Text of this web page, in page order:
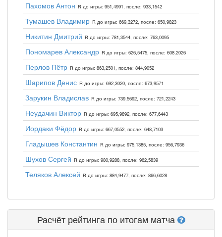
Пахомов Антон R до игры: 951,4991, после: 933,1542
Тумашев Владимир R до игры: 669,3272, после: 650,9823
Никитин Дмитрий R до игры: 781,3544, после: 763,0095
Пономарев Александр R до игры: 626,5475, после: 608,2026
Перлов Пётр R до игры: 863,2501, после: 844,9052
Шарипов Денис R до игры: 692,3020, после: 673,9571
Зарукин Владислав R до игры: 739,5692, после: 721,2243
Неудачин Виктор R до игры: 695,9892, после: 677,6443
Иордаки Фёдор R до игры: 667,0552, после: 648,7103
Гладышев Константин R до игры: 975,1385, после: 956,7936
Шухов Сергей R до игры: 980,9288, после: 962,5839
Теляков Алексей R до игры: 884,9477, после: 866,6028
Расчёт рейтинга по итогам матча